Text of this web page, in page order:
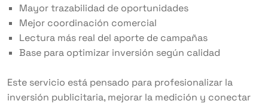
Mayor trazabilidad de oportunidades
Mejor coordinación comercial
Lectura más real del aporte de campañas
Base para optimizar inversión según calidad
Este servicio está pensado para profesionalizar la
inversión publicitaria, mejorar la medición y conectar